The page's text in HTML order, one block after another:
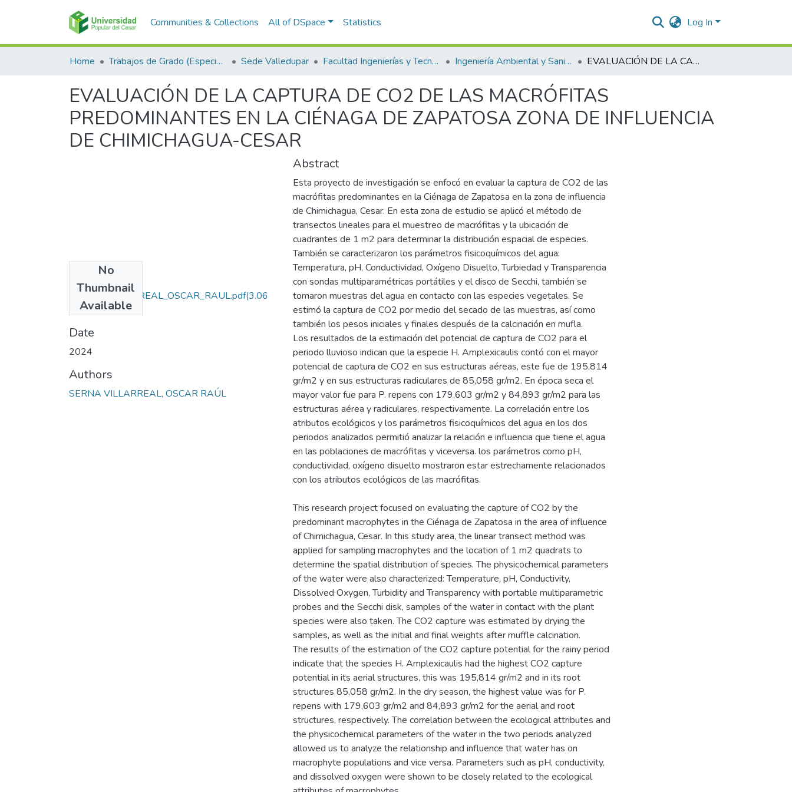
Communities & Collections All of DSpace Statistics Log In
Home Trabajos de Grado (Especializaciones y Pregrados) Sede Valledupar Facultad Ingenierías y Tecnologías Ingeniería Ambiental y Sanitaria. EVALUACIÓN DE LA CAPTURA DE CO2 DE LAS MACRÓFITAS PREDOMINANTES EN LA CIÉNAGA DE ZAPATOSA ZONA DE INFLUENCIA DE CHIMICHAGUA-CESAR
EVALUACIÓN DE LA CAPTURA DE CO2 DE LAS MACRÓFITAS
PREDOMINANTES EN LA CIÉNAGA DE ZAPATOSA ZONA DE INFLUENCIA
DE CHIMICHAGUA-CESAR
No
Thumbnail
Available
SERNA_VILLARREAL_OSCAR_RAUL.pdf(3.06
MB)
Date
2024
Authors
SERNA VILLARREAL, OSCAR RAÚL
Abstract
Esta proyecto de investigación se enfocó en evaluar la captura de CO2 de las
macrófitas predominantes en la Ciénaga de Zapatosa en la zona de influencia
de Chimichagua, Cesar. En esta zona de estudio se aplicó el método de
transectos lineales para el muestreo de macrófitas y la ubicación de
cuadrantes de 1 m2 para determinar la distribución espacial de especies.
También se caracterizaron los parámetros fisicoquímicos del agua:
Temperatura, pH, Conductividad, Oxígeno Disuelto, Turbiedad y Transparencia
con sondas multiparamétricas portátiles y el disco de Secchi, también se
tomaron muestras del agua en contacto con las especies vegetales. Se
estimó la captura de CO2 por medio del secado de las muestras, así como
también los pesos iniciales y finales después de la calcinación en mufla.
Los resultados de la estimación del potencial de captura de CO2 para el
periodo lluvioso indican que la especie H. Amplexicaulis contó con el mayor
potencial de captura de CO2 en sus estructuras aéreas, este fue de 195,814
gr/m2 y en sus estructuras radiculares de 85,058 gr/m2. En época seca el
mayor valor fue para P. repens con 179,603 gr/m2 y 84,893 gr/m2 para las
estructuras aérea y radiculares, respectivamente. La correlación entre los
atributos ecológicos y los parámetros fisicoquímicos del agua en los dos
periodos analizados permitió analizar la relación e influencia que tiene el agua
en las poblaciones de macrófitas y viceversa. los parámetros como pH,
conductividad, oxígeno disuelto mostraron estar estrechamente relacionados
con los atributos ecológicos de las macrófitas.
This research project focused on evaluating the capture of CO2 by the
predominant macrophytes in the Ciénaga de Zapatosa in the area of influence
of Chimichagua, Cesar. In this study area, the linear transect method was
applied for sampling macrophytes and the location of 1 m2 quadrats to
determine the spatial distribution of species. The physicochemical parameters
of the water were also characterized: Temperature, pH, Conductivity,
Dissolved Oxygen, Turbidity and Transparency with portable multiparametric
probes and the Secchi disk, samples of the water in contact with the plant
species were also taken. The CO2 capture was estimated by drying the
samples, as well as the initial and final weights after muffle calcination.
The results of the estimation of the CO2 capture potential for the rainy period
indicate that the species H. Amplexicaulis had the highest CO2 capture
potential in its aerial structures, this was 195,814 gr/m2 and in its root
structures 85,058 gr/m2. In the dry season, the highest value was for P.
repens with 179,603 gr/m2 and 84,893 gr/m2 for the aerial and root
structures, respectively. The correlation between the ecological attributes and
the physicochemical parameters of the water in the two periods analyzed
allowed us to analyze the relationship and influence that water has on
macrophyte populations and vice versa. Parameters such as pH, conductivity,
and dissolved oxygen were shown to be closely related to the ecological